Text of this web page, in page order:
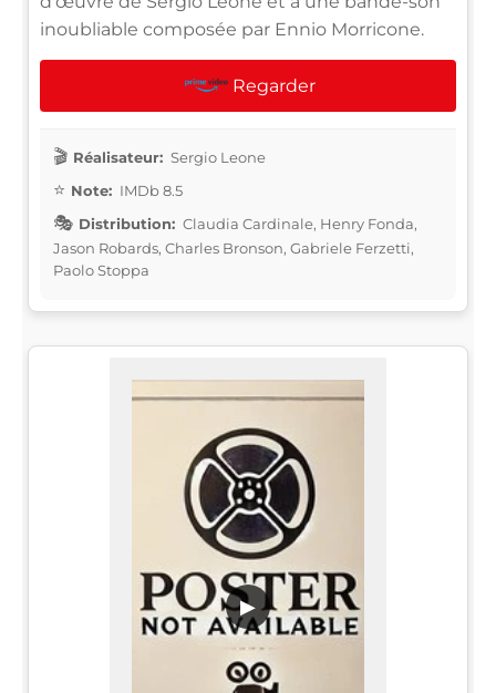
inoubliable composée par Ennio Morricone.
Regarder
Réalisateur: Sergio Leone
Note: IMDb 8.5
Distribution: Claudia Cardinale, Henry Fonda,
Jason Robards, Charles Bronson, Gabriele Ferzetti,
Paolo Stoppa
▶